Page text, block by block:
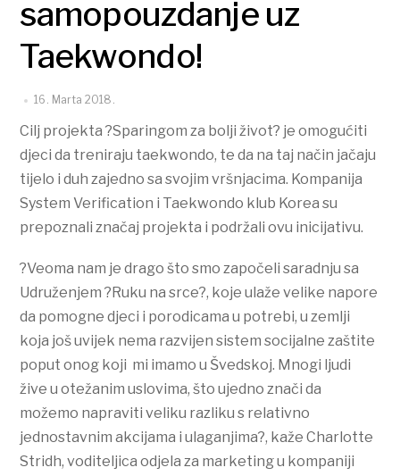
samopouzdanje uz
Taekwondo!
16. Marta 2018.
Cilj projekta ?Sparingom za bolji život? je omogućiti
djeci da treniraju taekwondo, te da na taj način jačaju
tijelo i duh zajedno sa svojim vršnjacima. Kompanija
System Verification i Taekwondo klub Korea su
prepoznali značaj projekta i podržali ovu inicijativu.
?Veoma nam je drago što smo započeli saradnju sa
Udruženjem ?Ruku na srce?, koje ulaže velike napore
da pomogne djeci i porodicama u potrebi, u zemlji
koja još uvijek nema razvijen sistem socijalne zaštite
poput onog koji mi imamo u Švedskoj. Mnogi ljudi
žive u otežanim uslovima, što ujedno znači da
možemo napraviti veliku razliku s relativno
jednostavnim akcijama i ulaganjima?, kaže Charlotte
Stridh, voditeljica odjela za marketing u kompaniji